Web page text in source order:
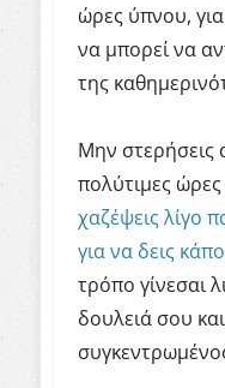
ώρες ύπνου,
να μπορεί να
της
Μην στερήσεις
πολύτιμες
χαζέψεις λίγο
για να δεις
τρόπο γίνεσαι
δουλειά σου